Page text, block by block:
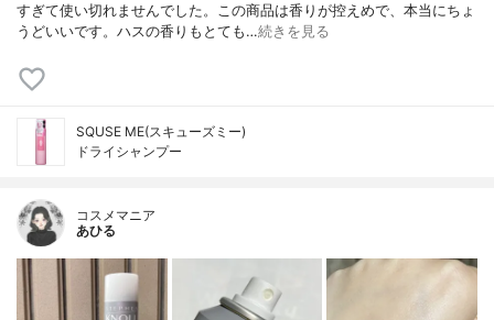
すぎて使い切れませんでした。この商品は香りが控えめで、本当にちょ
うどいいです。ハスの香りもとても…続きを見る
SQUSE ME(スキューズミー)
ドライシャンプー
コスメマニア
あひる